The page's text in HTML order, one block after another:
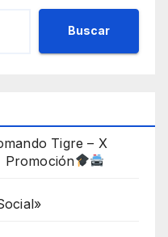
Buscar
Tigre – X
Promoción